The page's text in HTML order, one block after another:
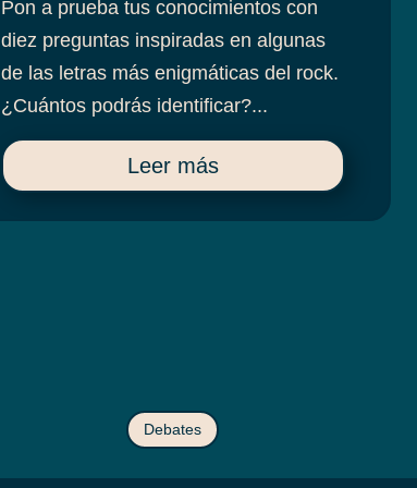
Pon a prueba tus conocimientos con
diez preguntas inspiradas en algunas
de las letras más enigmáticas del rock.
¿Cuántos podrás identificar?...
Leer más
Debates